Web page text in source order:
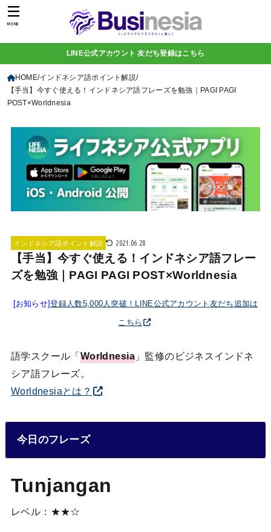
MENU
LINE公式アカウント 友だち登録はこちら
HOME インドネシア語ポイント解説
【手当】今すぐ使える！インドネシア語フレーズを勉強｜PAGI PAGI
POST×Worldnesia
インドネシア語ポイント解説 2021.06.28
【手当】今すぐ使える！インドネシア語フレー
ズを勉強｜PAGI PAGI POST×Worldnesia
[お知らせ]登録人数5,000人突破！LINE公式アカウント友だち追加は
こちら
語学スクール「Worldnesia」監修のビジネスインドネ
シア語フレーズ。
Worldnesiaとは？
今日のフレーズ
Tunjangan
レベル：★★☆